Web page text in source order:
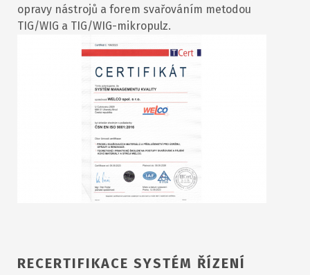
opravy nástrojů a forem svařováním metodou
TIG/WIG a TIG/WIG-mikropulz.
RECERTIFIKACE SYSTÉM ŘÍZENÍ